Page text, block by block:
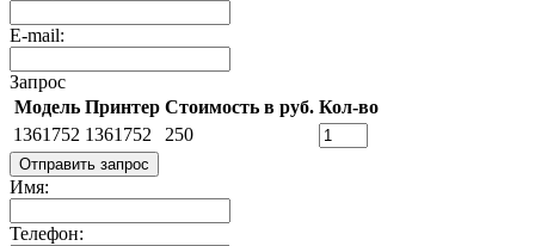
E-mail:
Запрос
Модель Принтер Стоимость в руб. Кол-во
1361752 1361752 250
Отправить запрос
Имя:
Телефон: